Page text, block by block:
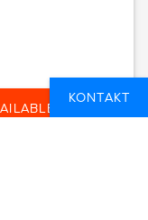
DATES
KONTAKT